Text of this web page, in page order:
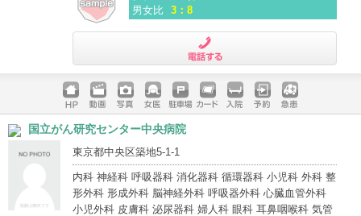
男女比 3：8
ホームペ
ージ
動画 写真 女医 駐車場
クレジッ
入院 予約 急患
国立がん研究センター中央病院
東京都中央区築地5-1-1
内科 神経科 呼吸器科 消化器科 循環器科 小児科 外科 整
形外科 形成外科 脳神経外科 呼吸器外科 心臓血管外科
小児外科 皮膚科 泌尿器科 婦人科 眼科 耳鼻咽喉科 気管